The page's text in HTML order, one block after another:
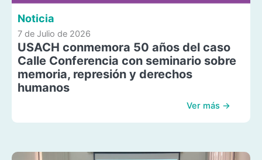
Noticia
7 de Julio de 2026
USACH conmemora 50 años del caso
Calle Conferencia con seminario sobre
memoria, represión y derechos
humanos
Ver más →